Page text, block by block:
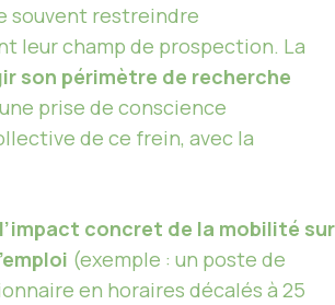
souvent restreindre
leur champ de prospection. La
son périmètre de recherche
prise de conscience
de ce frein, avec la
concret de la mobilité sur
(exemple : un poste de
en horaires décalés à 25